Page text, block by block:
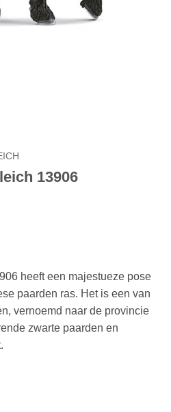
13906
heeft een majestueze pose
paarden ras. Het is een van
vernoemd naar de provincie
zwarte paarden en